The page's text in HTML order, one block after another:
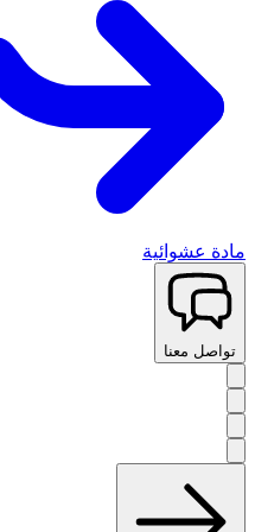
مادة عشوائية
تواصل معنا